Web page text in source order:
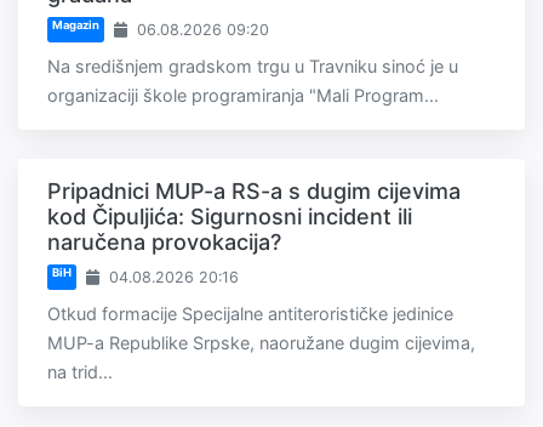
Magazin 06.08.2026 09:20
Na središnjem gradskom trgu u Travniku sinoć je u
organizaciji škole programiranja "Mali Program...
Pripadnici MUP-a RS-a s dugim cijevima
kod Čipuljića: Sigurnosni incident ili
naručena provokacija?
BiH 04.08.2026 20:16
Otkud formacije Specijalne antiterorističke jedinice
MUP-a Republike Srpske, naoružane dugim cijevima,
na trid...